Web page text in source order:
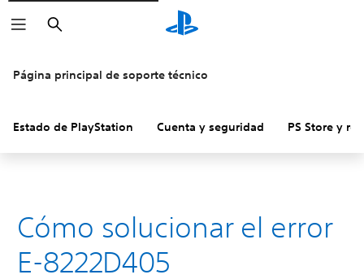
Buscar
Página principal de soporte técnico
Estado de PlayStation Cuenta y seguridad PS Store y
Cómo solucionar el error
E-8222D405